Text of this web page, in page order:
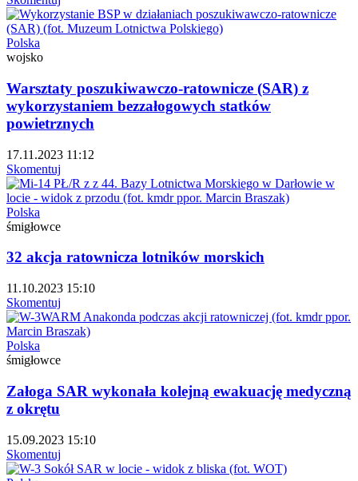
Polska
wojsko
Warsztaty poszukiwawczo-ratownicze (SAR) z
wykorzystaniem bezzałogowych statków
powietrznych
17.11.2023 11:12
Skomentuj
Polska
śmigłowce
32 akcja ratownicza lotników morskich
11.10.2023 15:10
Skomentuj
Polska
śmigłowce
Załoga SAR wykonała kolejną ewakuację medyczną
z okrętu
15.09.2023 15:10
Skomentuj